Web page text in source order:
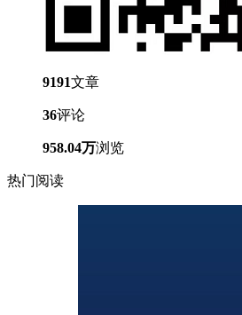
9191文章
36评论
958.04万浏览
热门阅读